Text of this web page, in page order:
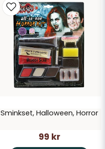
Sminkset, Halloween, Horror
99 kr